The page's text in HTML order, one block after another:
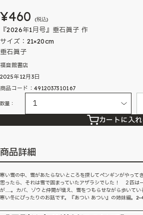
¥460 (税込)
『2026年1月号』垂石眞子 作
サイズ：21×20cm
垂石眞子
福音館書店
2025年12月3日
商品コード：4912037310167
数量：
カートに入
商品詳細
寒い雪の中、雪があたらないところを探してペンギンがやって
思ったら、それは雪で固まっていたアザラシでした！ ２匹は
が……。カバ、ゾウと仲間が増え、雪をつもらせながら歩いて
寒い冬にぴったりのお話です。『あつい あつい』の姉妹編。